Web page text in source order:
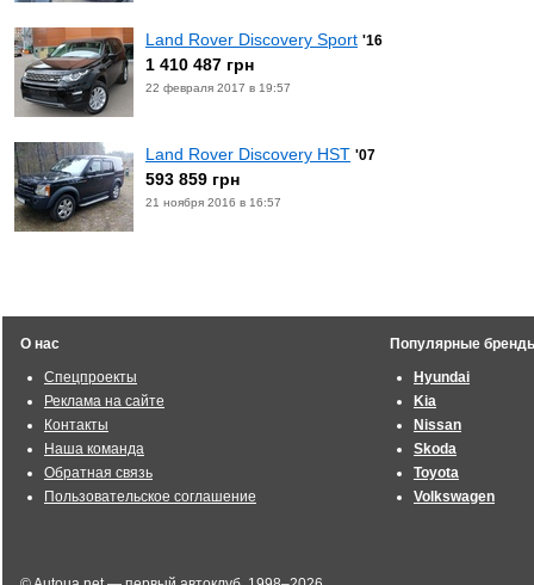
Land Rover Discovery Sport '16
1 410 487 грн
22 февраля 2017 в 19:57
Land Rover Discovery HST '07
593 859 грн
21 ноября 2016 в 16:57
О нас
Спецпроекты
Реклама на сайте
Контакты
Наша команда
Обратная связь
Пользовательское соглашение
Популярные
Hyundai
Kia
Nissan
Skoda
Toyota
Volkswagen